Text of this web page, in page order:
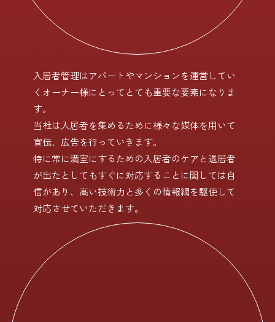
入居者管理はアパートやマンションを運営してい
くオーナー様にとってとても重要な要素になりま
す。
当社は入居者を集めるために様々な媒体を用いて
宣伝、広告を行っていきます。
特に常に満室にするための入居者のケアと退居者
が出たとしてもすぐに対応することに関しては自
信があり、高い技術力と多くの情報網を駆使して
対応させていただきます。